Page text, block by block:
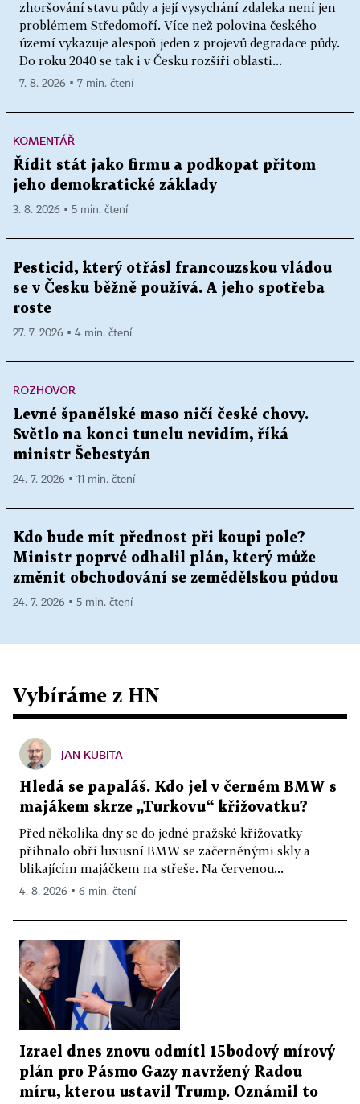
zhoršování stavu půdy a její vysychání zdaleka není jen
problémem Středomoří. Více než polovina českého
území vykazuje alespoň jeden z projevů degradace půdy.
Do roku 2040 se tak i v Česku rozšíří oblasti...
7. 8. 2026 ▪ 7 min. čtení
KOMENTÁŘ
Řídit stát jako firmu a podkopat přitom
jeho demokratické základy
3. 8. 2026 ▪ 5 min. čtení
Pesticid, který otřásl francouzskou vládou
se v Česku běžně používá. A jeho spotřeba
roste
27. 7. 2026 ▪ 4 min. čtení
ROZHOVOR
Levné španělské maso ničí české chovy.
Světlo na konci tunelu nevidím, říká
ministr Šebestyán
24. 7. 2026 ▪ 11 min. čtení
Kdo bude mít přednost při koupi pole?
Ministr poprvé odhalil plán, který může
změnit obchodování se zemědělskou půdou
24. 7. 2026 ▪ 5 min. čtení
Vybíráme z HN
JAN KUBITA
Hledá se papaláš. Kdo jel v černém BMW s
majákem skrze „Turkovu“ křižovatku?
Před několika dny se do jedné pražské křižovatky
přihnalo obří luxusní BMW se začerněnými skly a
blikajícím majáčkem na střeše. Na červenou...
4. 8. 2026 ▪ 6 min. čtení
Izrael dnes znovu odmítl 15bodový mírový
plán pro Pásmo Gazy navržený Radou
míru, kterou ustavil Trump. Oznámil to